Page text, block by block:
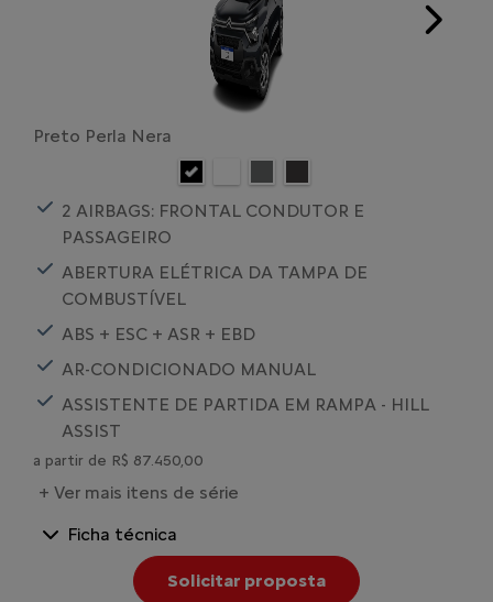
Preto Perla Nera
2 AIRBAGS: FRONTAL CONDUTOR E
PASSAGEIRO
ABERTURA ELÉTRICA DA TAMPA DE
COMBUSTÍVEL
ABS + ESC + ASR + EBD
AR-CONDICIONADO MANUAL
ASSISTENTE DE PARTIDA EM RAMPA - HILL
ASSIST
a partir de R$ 87.450,00
+ Ver mais itens de série
Ficha técnica
Solicitar proposta
Next